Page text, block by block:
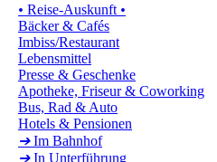
• Reise-Auskunft •
Bäcker & Cafés
Imbiss/Restaurant
Lebensmittel
Presse & Geschenke
Apotheke, Friseur & Coworking
Bus, Rad & Auto
Hotels & Pensionen
➔Im Bahnhof
➔In Unterführung